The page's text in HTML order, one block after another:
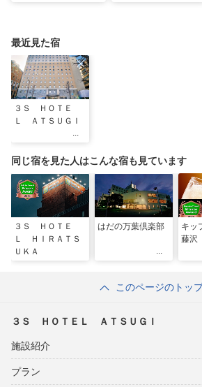
最近見た宿
３Ｓ ＨＯＴＥ
Ｌ ＡＴＳＵＧＩ
同じ宿を見た人はこんな宿も見ています
３Ｓ ＨＯＴＥ
Ｌ ＨＩＲＡＴＳ
ＵＫＡ
はだの万葉倶楽部
キッ
藤沢
このページのトッ
３Ｓ ＨＯＴＥＬ ＡＴＳＵＧＩ
施設紹介
プラン